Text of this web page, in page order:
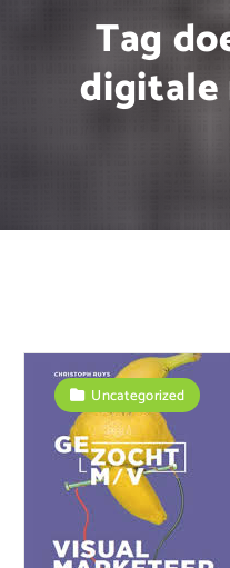
Tag
Uncategorized